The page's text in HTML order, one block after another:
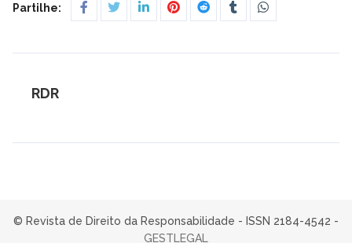
Partilhe:
RDR
© Revista de Direito da Responsabilidade - ISSN 2184-4542 -
GESTLEGAL